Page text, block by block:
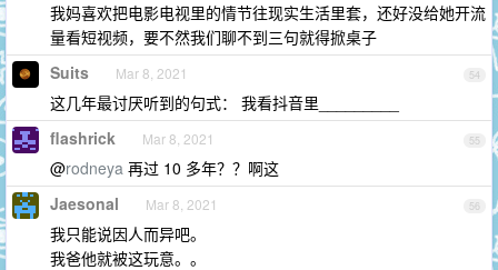
我妈喜欢把电影电视里的情节往现实生活里套，还好没给她开流
量看短视频，要不然我们聊不到三句就得掀桌子
54
Suits Mar 8, 2021
这几年最讨厌听到的句式： 我看抖音里_________
55
flashrick Mar 8, 2021
@rodneya 再过 10 多年？？啊这
56
Jaesonal Mar 8, 2021
我只能说因人而异吧。
我爸他就被这玩意。。